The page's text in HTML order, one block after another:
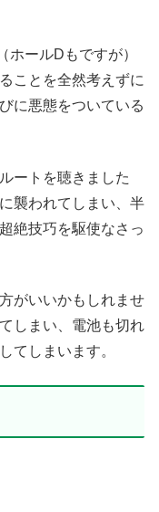
ホールDもですが）
ことを全然考えずに
に悪態をついている
ートを聴きました
襲われてしまい、半
絶技巧を駆使なさっ
がいいかもしれませ
しまい、電池も切れ
てしまいます。